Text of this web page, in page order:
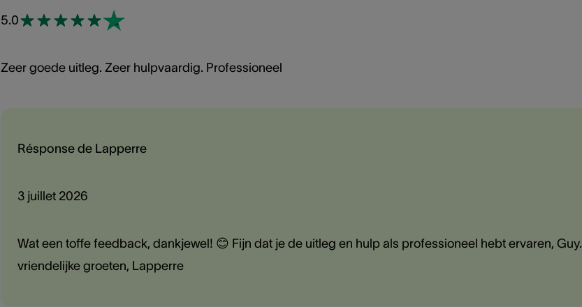
5.0
Zeer goede uitleg. Zeer hulpvaardig. Professioneel
Résponse de Lapperre
3 juillet 2026
Wat een toffe feedback, dankjewel! 😊 Fijn dat je de uitleg en hulp als professioneel hebt ervaren,
vriendelijke groeten, Lapperre